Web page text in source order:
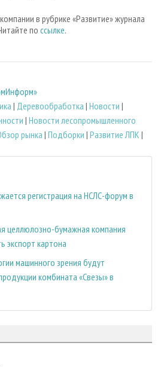
в рубрике «Развитие» журнала
по ссылке.
| Деревообработка | Новости |
| Новости лесопромышленного
рынка | Подборки | Развитие ЛПК |
регистрация на НСЛС-форум в
целлюлозно-бумажная компания
экспорт картона
машинного зрения будут
комбината «Свезы» в